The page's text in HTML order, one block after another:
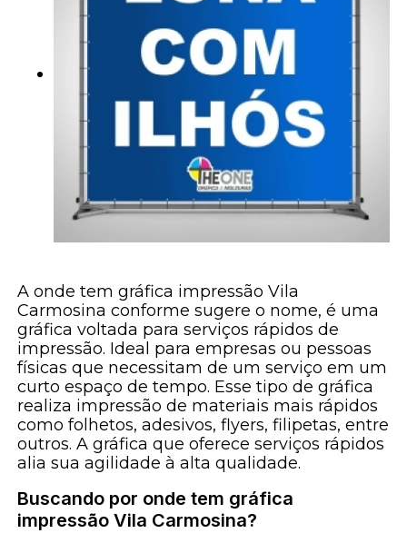
A onde tem gráfica impressão Vila
Carmosina conforme sugere o nome, é uma
gráfica voltada para serviços rápidos de
impressão. Ideal para empresas ou pessoas
físicas que necessitam de um serviço em um
curto espaço de tempo. Esse tipo de gráfica
realiza impressão de materiais mais rápidos
como folhetos, adesivos, flyers, filipetas, entre
outros. A gráfica que oferece serviços rápidos
alia sua agilidade à alta qualidade.
Buscando por onde tem gráfica
impressão Vila Carmosina?